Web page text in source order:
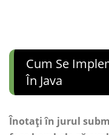
Cum Se
În Java
Înotați în jurul